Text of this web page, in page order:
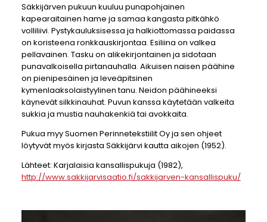
Säkkijärven pukuun kuuluu punapohjainen
kapearaitainen hame ja samaa kangasta pitkähkö
volliliivi. Pystykauluksisessa ja halkiottomassa paidassa
on koristeena ronkkauskirjontaa. Esiliina on valkea
pellavainen. Tasku on alikekirjontainen ja sidotaan
punavalkoisella pirtanauhalla. Aikuisen naisen päähine
on pienipesäinen ja leveäpitsinen
kymenlaaksolaistyylinen tanu. Neidon päähineeksi
käynevät silkkinauhat. Puvun kanssa käytetään valkeita
sukkia ja mustia nauhakenkiä tai avokkaita.
Pukua myy Suomen Perinnetekstiilit Oy ja sen ohjeet
löytyvät myös kirjasta Säkkijärvi kautta aikojen (1952).
Lähteet: Karjalaisia kansallispukuja (1982),
http://www.sakkijarvisaatio.fi/sakkijarven-kansallispuku/